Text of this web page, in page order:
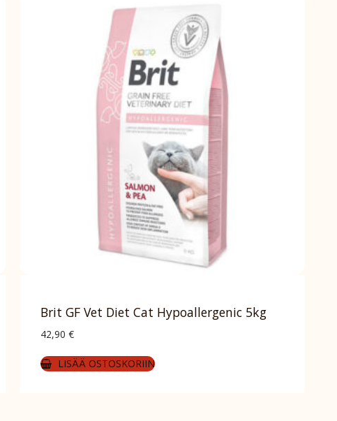
Brit GF Vet Diet Cat Hypoallergenic 5kg
42,90€
LISÄÄ OSTOSKORIIN